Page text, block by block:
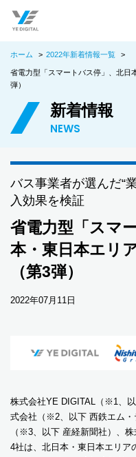
ホーム > 2022年新着情報一覧 >
省電力型「スマートバス停」、北日
弾）
新着情報
NEWS
バス事業者が選んだ“
入効果を検証
省電力型「スマ
本・東日本エリ
（第3弾）
2022年07月11日
株式会社YE DIGITAL（※1、
式会社（※2、以下 西鉄エム・
（※3、以下 産経新聞社）、
4社は、北日本・東日本エリア